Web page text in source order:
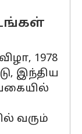
1978
இந்திய
வரும்